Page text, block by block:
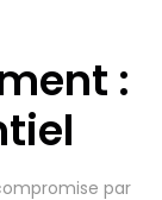
:
par